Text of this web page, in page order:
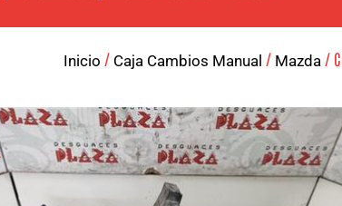
Inicio / Caja Cambios Manual / Mazda /